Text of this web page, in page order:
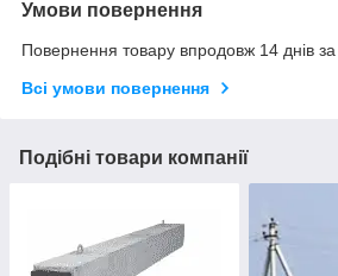
Умови повернення
Повернення товару впродовж 14 днів
Всі умови повернення
Подібні товари компанії